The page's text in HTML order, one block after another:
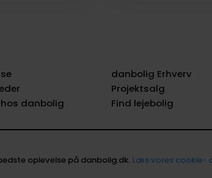
danbolig
danbolig Erhverv
Projektsalg
Find lejebolig
oplevelse på danbolig.dk. Læs vores cookie-